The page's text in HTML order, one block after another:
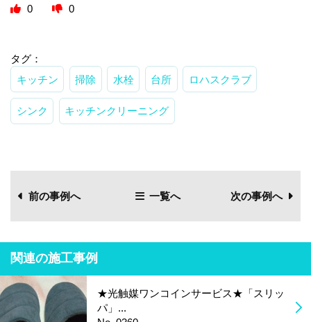
0
0
タグ：
キッチン
掃除 水栓 台所 ロハスクラブ
シンク キッチンクリーニング
前の事例へ 一覧へ 次の事例へ
関連の施工事例
★光触媒ワンコインサービス★「スリッ
パ」...